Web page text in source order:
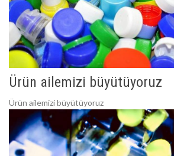
Ürün ailemizi büyütüyoruz
Ürün ailemizi büyütüyoruz